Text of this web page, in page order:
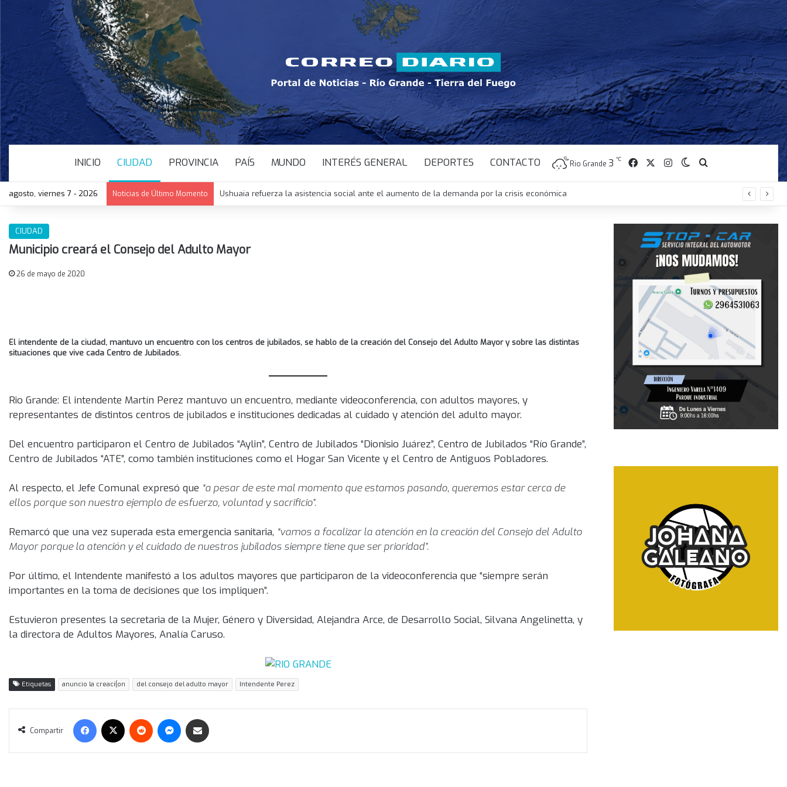
INICIO CIUDAD PROVINCIA PAÍS MUNDO INTERÉS GENERAL DEPORTES CONTACTO Rio Grande 3 ℃ FacebookInstagramSwitch skin
Buscar
agosto, viernes 7 - 2026 Noticias de Último Momento Ushuaia refuerza la asistencia social ante el aumento de la demanda por la crisis económica
CIUDAD
Municipio creará el Consejo del Adulto Mayor
26 de mayo de 2020
El intendente de la ciudad, mantuvo un encuentro con los centros de jubilados, se hablo de la creación del Consejo del Adulto Mayor y sobre las distintas
situaciones que vive cada Centro de Jubilados.
Rio Grande: El intendente Martín Perez mantuvo un encuentro, mediante videoconferencia, con adultos mayores, y
representantes de distintos centros de jubilados e instituciones dedicadas al cuidado y atención del adulto mayor.
Del encuentro participaron el Centro de Jubilados “Aylin”, Centro de Jubilados “Dionisio Juárez”, Centro de Jubilados “Río Grande”,
Centro de Jubilados “ATE”, como también instituciones como el Hogar San Vicente y el Centro de Antiguos Pobladores.
Al respecto, el Jefe Comunal expresó que “a pesar de este mal momento que estamos pasando, queremos estar cerca de
ellos porque son nuestro ejemplo de esfuerzo, voluntad y sacrificio”.
Remarcó que una vez superada esta emergencia sanitaria, “vamos a focalizar la atención en la creación del Consejo del Adulto
Mayor porque la atención y el cuidado de nuestros jubilados siempre tiene que ser prioridad”.
Por último, el Intendente manifestó a los adultos mayores que participaron de la videoconferencia que “siempre serán
importantes en la toma de decisiones que los impliquen”.
Estuvieron presentes la secretaria de la Mujer, Género y Diversidad, Alejandra Arce, de Desarrollo Social, Silvana Angelinetta, y
la directora de Adultos Mayores, Analía Caruso.
Etiquetas anuncio la creaci{on del consejo del adulto mayor Intendente Perez
Compartir
Facebook Reddit Messenger